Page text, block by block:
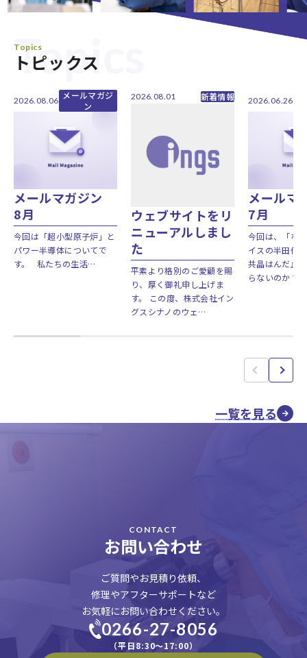
Topics
Topics
トピックス
2026.08.06 メールマガジ
ン
メールマガジン
8月
今回は「超小型原子炉」と
パワー半導体についてで
す。 私たちの生活…
2026.08.01 新着情報
ウェブサイトをリ
ニューアルしまし
た
平素より格別のご愛顧を賜
り、厚く御礼申し上げま
す。 この度、株式会社イン
グスシナノのウェ…
2026.06.26
メール
7月
今回は、「な
イスの半田付
共晶はんだ』
らないのか？
一覧を見る
CONTACT
お問い合わせ
ご質問やお見積り依頼、
修理やアフターサポートなど
お気軽にお問い合わせください。
0266-27-8056
（平日8:30〜17:00）